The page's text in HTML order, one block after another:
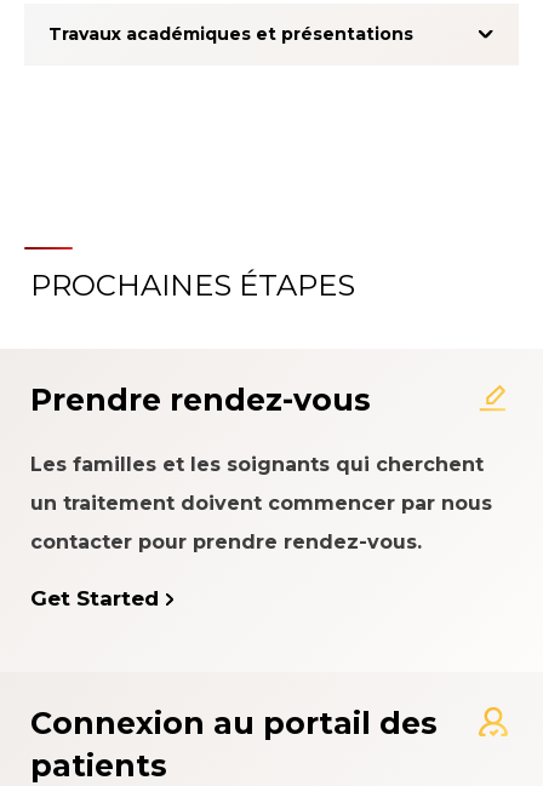
Travaux académiques et présentations
À propos du système
PROCHAINES ÉTAPES
Prendre rendez-vous
Les familles et les soignants qui cherchent
un traitement doivent commencer par nous
contacter pour prendre rendez-vous.
Get Started
Connexion au portail des
patients